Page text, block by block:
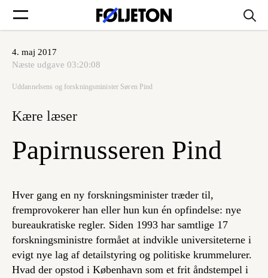
Forsider
Min side
Log ind
4. maj 2017
Næste udgave 03:20:08
Uddannelsens og forskningsminister Søren Pind
Kære læser
Papirnusseren Pind
Hver gang en ny forskningsminister træder til,
fremprovokerer han eller hun kun én opfindelse: nye
bureaukratiske regler. Siden 1993 har samtlige 17
forskningsministre formået at indvikle universiteterne i
evigt nye lag af detailstyring og politiske krummelurer.
Hvad der opstod i København som et frit åndstempel i